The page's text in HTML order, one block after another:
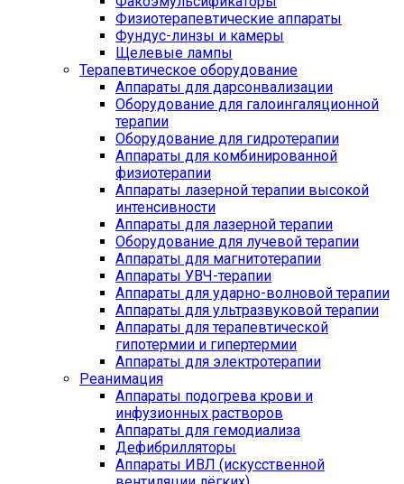
Физиотерапевтические аппараты
Фундус-линзы и камеры
Щелевые лампы
Терапевтическое оборудование
Аппараты для дарсонвализации
Оборудование для галоингаляционной
терапии
Оборудование для гидротерапии
Аппараты для комбинированной
физиотерапии
Аппараты лазерной терапии высокой
интенсивности
Аппараты для лазерной терапии
Оборудование для лучевой терапии
Аппараты для магнитотерапии
Аппараты УВЧ-терапии
Аппараты для ударно-волновой терапии
Аппараты для ультразвуковой терапии
Аппараты для терапевтической
гипотермии и гипертермии
Аппараты для электротерапии
Реанимация
Аппараты подогрева крови и
инфузионных растворов
Аппараты для гемодиализа
Дефибрилляторы
Аппараты ИВЛ (искусственной